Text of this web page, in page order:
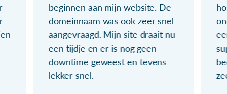
beginnen aan mijn website. De
domeinnaam was ook zeer snel
aangevraagd. Mijn site draait nu
een tijdje en er is nog geen
downtime geweest en tevens
lekker snel.